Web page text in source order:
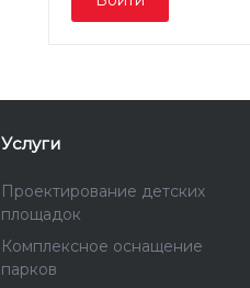
Услуги
Проектирование детских
площадок
Комплексное оснащение
парков